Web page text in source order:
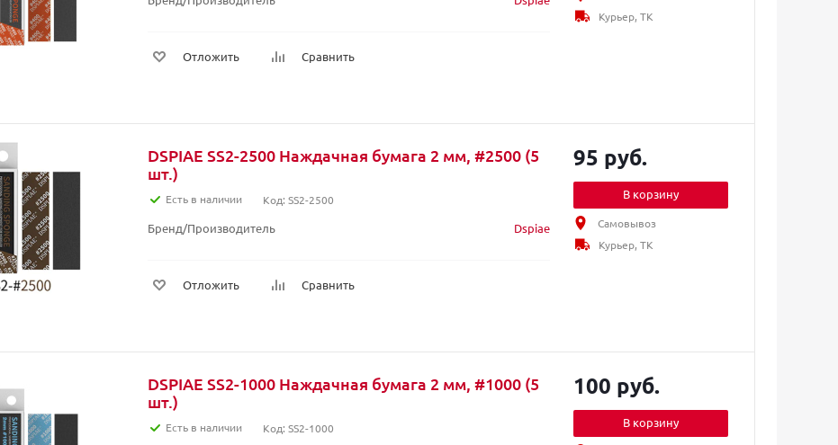
Отложить Сравнить
Курьер, ТК
DSPIAE SS2-2500 Наждачная бумага 2 мм, #2500 (5
шт.)
Есть в наличии Код: SS2-2500
Бренд/Производитель Dspiae
Отложить Сравнить
95 руб.
В корзину
Самовывоз
Курьер, ТК
DSPIAE SS2-1000 Наждачная бумага 2 мм, #1000 (5
шт.)
Есть в наличии Код: SS2-1000
100 руб.
В корзину